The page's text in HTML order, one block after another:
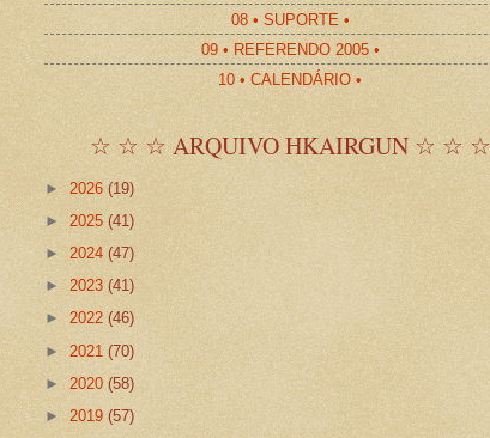
08 • SUPORTE •
09 • REFERENDO 2005 •
10 • CALENDÁRIO •
☆ ☆ ☆ ARQUIVO HKAIRGUN ☆ ☆ ☆
► 2026 (19)
► 2025 (41)
► 2024 (47)
► 2023 (41)
► 2022 (46)
► 2021 (70)
► 2020 (58)
► 2019 (57)